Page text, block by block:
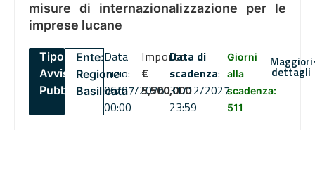
misure di internazionalizzazione per le
imprese lucane
Tipo:
Avviso
Pubblico
Ente:
Regione
Basilicata
Data
inizio:
06/07/2026
00:00
Importo
€
5,500,000
Data di
scadenza:
31/12/2027
23:59
Giorni
alla
scadenza:
511
Maggiori
dettagli